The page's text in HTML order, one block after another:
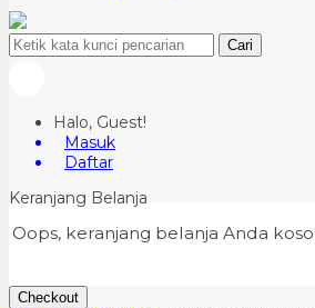
Cari
Halo, Guest!
Masuk
Daftar
Keranjang Belanja
Oops, keranjang belanja Anda
Checkout